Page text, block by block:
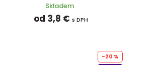
Skladem
od 3,8 € s DPH
-20%